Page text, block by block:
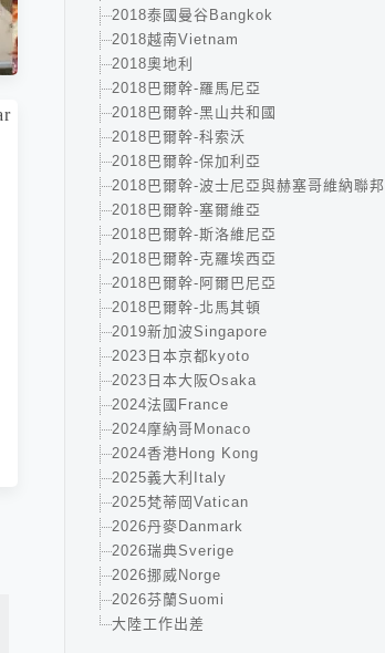
2018泰國曼谷Bangkok
2018越南Vietnam
2018奧地利
2018巴爾幹-羅馬尼亞
2018巴爾幹-黑山共和國
2018巴爾幹-科索沃
2018巴爾幹-保加利亞
2018巴爾幹-波士尼亞與赫塞哥維納聯邦
2018巴爾幹-塞爾維亞
2018巴爾幹-斯洛維尼亞
2018巴爾幹-克羅埃西亞
2018巴爾幹-阿爾巴尼亞
2018巴爾幹-北馬其頓
2019新加波Singapore
2023日本京都kyoto
2023日本大阪Osaka
2024法國France
2024摩納哥Monaco
2024香港Hong Kong
2025義大利Italy
2025梵蒂岡Vatican
2026丹麥Danmark
2026瑞典Sverige
2026挪威Norge
2026芬蘭Suomi
大陸工作出差